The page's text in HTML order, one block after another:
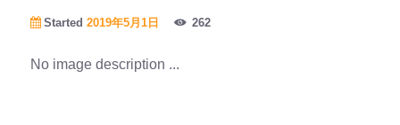
Started 2019年5月1日 262
No image description ...